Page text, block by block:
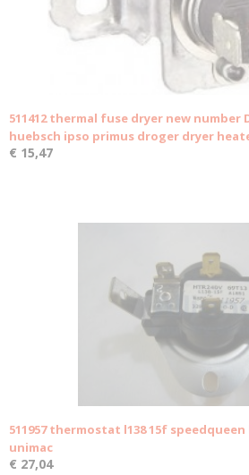
511412 thermal fuse dryer new number
huebsch ipso primus droger dryer
€ 15,47
511957 thermostat l138 15f
unimac
€ 27,04